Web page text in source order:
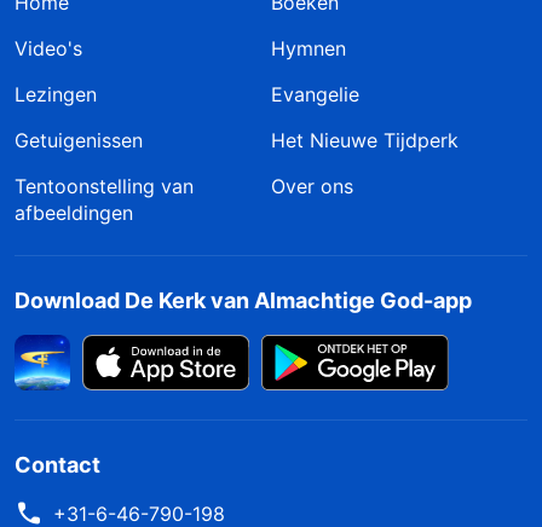
Video's
Hymnen
Lezingen
Evangelie
Getuigenissen
Het Nieuwe Tijdperk
Tentoonstelling van
afbeeldingen
Over ons
Download De Kerk van Almachtige God-app
Contact
+31-6-46-790-198